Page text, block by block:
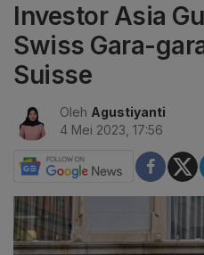
Investor Asia
Swiss Gara-
Suisse
Oleh Agustiyanti
4 Mei 2023, 17:56